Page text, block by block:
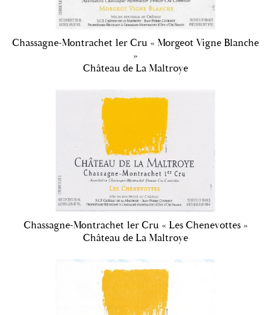
Chassagne-Montrachet 1er Cru « Morgeot Vigne Blanche
»
Château de La Maltroye
Chassagne-Montrachet 1er Cru « Les Chenevottes »
Château de La Maltroye